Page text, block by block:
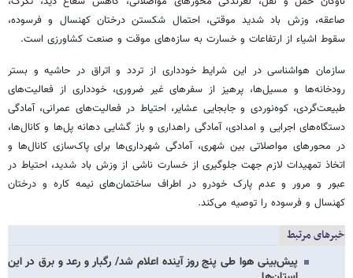
صاعقه، وزش باد شدید موقتی، احتمال شکستن درختان کهنسال و فرسوده،
سقوط اشیاء از ارتفاعات و خسارت به سازه‌های موقت و صنعت کشاورزی است.
سازمان هواشناسی در این شرایط خودداری از تردد و اتراق در حاشیه و بستر
رودخانه‌ها و مسیل‌ها، پرهیز از سفرهای غیر ضروری، خودداری از فعالیت‌های
طبیعت‌گردی، کوه‌نوردی و جابجایی عشایر، احتیاط در فعالیت‌های عمرانی، آمادگی
دستگاه‌های اجرایی و امدادی، آمادگی راهداری و باز گشایی دهانه پل‌ها و کانال‌ها،
در محورهای مواصلاتی بین شهری، آمادگی شهرداری‌ها برای پاک‌سازی کانال‌ها و
اتخاذ تمهیدات لازم جهت جلوگیری از خسارت ناشی از وزش باد شدید، احتیاط در
عبور و مرور و عدم پارک خودرو در اطراف ساختمان‌های نیمه کاره و درختان
کهنسال و فرسوده را توصیه می‌کند.
خبرهای مرتبط
پیش‌بینی هوا طی پنج روز آینده اعلام شد/ رگبار و رعد و برق در این